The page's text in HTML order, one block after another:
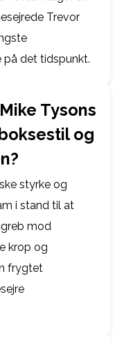
Trevor
det tidspunkt.
Tysons
og
styrke og
i stand til at
mod
krop og
frygtet